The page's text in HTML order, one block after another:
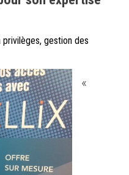
gestion des
«